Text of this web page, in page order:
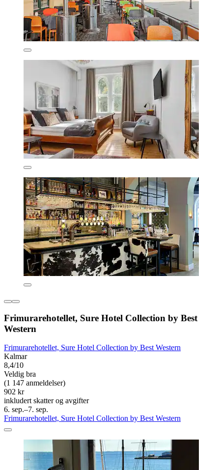
Frimurarehotellet, Sure Hotel Collection by Best
Western
Frimurarehotellet, Sure Hotel Collection by Best Western
Kalmar
8,4/10
Veldig bra
(1 147 anmeldelser)
902 kr
inkludert skatter og avgifter
6. sep.–7. sep.
Frimurarehotellet, Sure Hotel Collection by Best Western